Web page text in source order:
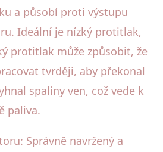
a působí proti výstupu
Ideální je nízký protitlak,
protitlak může způsobit, že
tvrději, aby překonal
spaliny ven, což vede k
paliva.
Správně navržený a